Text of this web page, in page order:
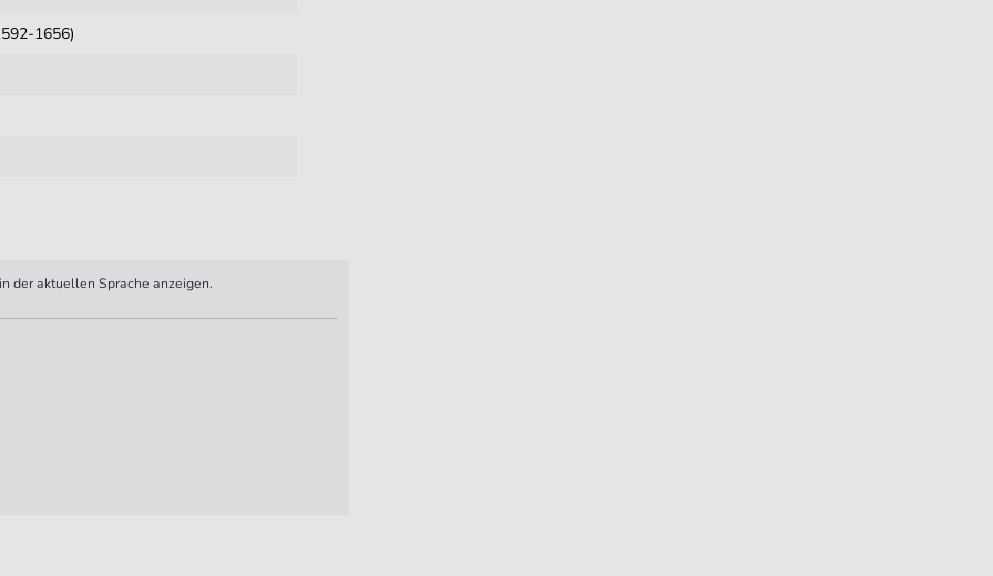
1656)
der aktuellen Sprache anzeigen.